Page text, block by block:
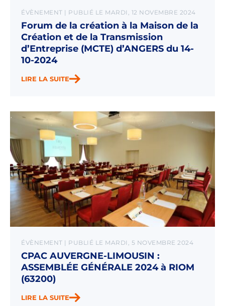
ÉVÈNEMENT | PUBLIÉ LE MARDI, 12 NOVEMBRE 2024
Forum de la création à la Maison de la
Création et de la Transmission
d’Entreprise (MCTE) d’ANGERS du 14-
10-2024
LIRE LA SUITE
ÉVÈNEMENT | PUBLIÉ LE MARDI, 5 NOVEMBRE 2024
CPAC AUVERGNE-LIMOUSIN :
ASSEMBLÉE GÉNÉRALE 2024 à RIOM
(63200)
LIRE LA SUITE